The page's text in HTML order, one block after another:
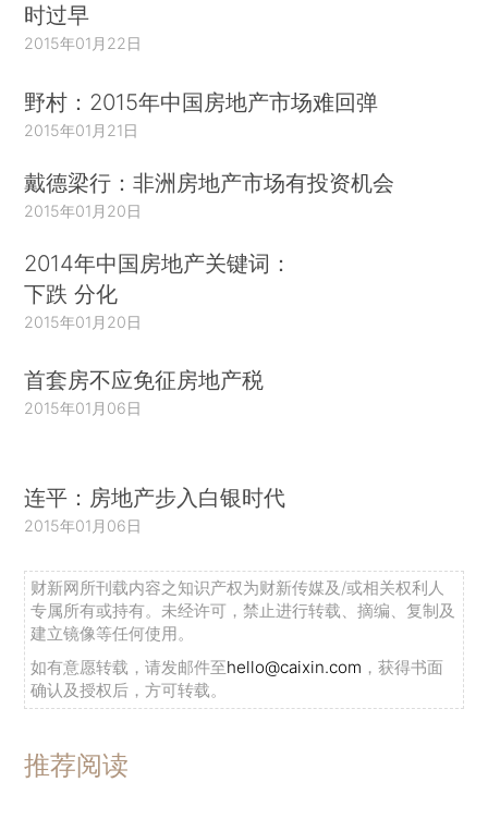
时过早
2015年01月22日
野村：2015年中国房地产市场难回弹
2015年01月21日
戴德梁行：非洲房地产市场有投资机会
2015年01月20日
2014年中国房地产关键词：
下跌 分化
2015年01月20日
首套房不应免征房地产税
2015年01月06日
连平：房地产步入白银时代
2015年01月06日
财新网所刊载内容之知识产权为财新传媒及/或相关权利人
专属所有或持有。未经许可，禁止进行转载、摘编、复制及
建立镜像等任何使用。
如有意愿转载，请发邮件至hello@caixin.com ，获得书面
确认及授权后，方可转载。
推荐阅读